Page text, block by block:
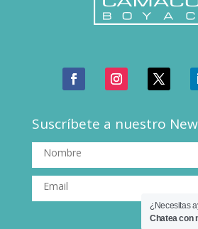
Suscríbete a nuestro
¿Necesitas
Chatea con